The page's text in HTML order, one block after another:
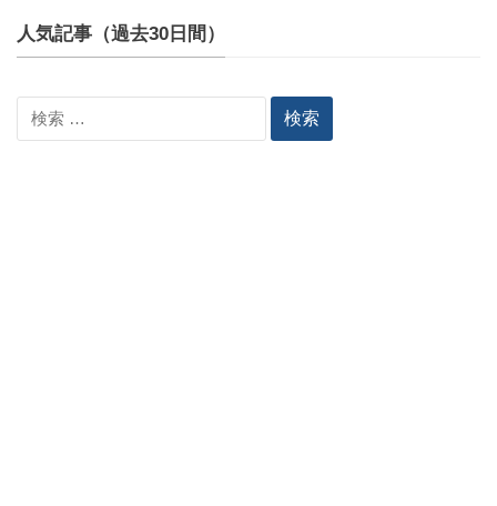
人気記事（過去30日間）
索: